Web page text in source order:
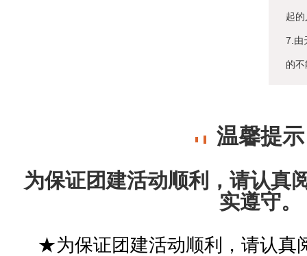
起
7.由
的
温馨提示
为保证团建活动顺利，请认真
实遵守。
★为保证团建活动顺利，请认真